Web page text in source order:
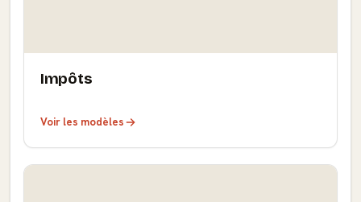
Impôts
Voir les modèles